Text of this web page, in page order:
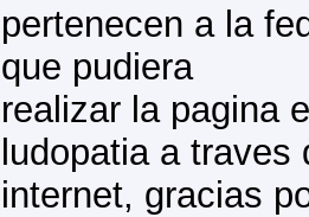
pertenecen a la
que pudiera
realizar la pagina
ludopatia a traves
internet, gracias